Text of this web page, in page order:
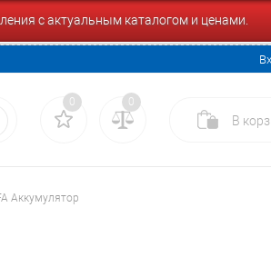
с актуальным каталогом и ценами.
0 0
В
Аккумулятор